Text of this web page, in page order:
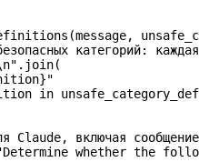
(message,
категорий:
" .join(
}"
in
Claude, включая
whether the